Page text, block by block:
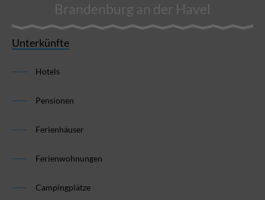
Brandenburg an der Havel
Unterkünfte
Hotels
Pensionen
Ferienhäuser
Ferienwohnungen
Campingplätze